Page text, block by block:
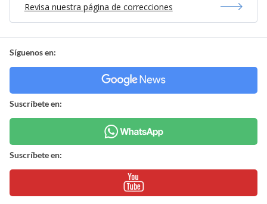
Revisa nuestra página de correcciones
Síguenos en:
Suscríbete en:
Suscríbete en: